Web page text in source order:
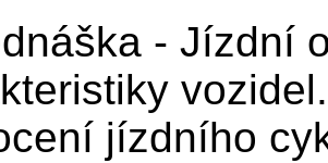
- Jízdní
jízdního